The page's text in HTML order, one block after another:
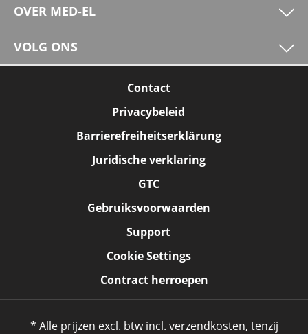
OVER MED-EL
VOLG ONS
Contact
Privacybeleid
Barrierefreiheitserklärung
Juridische verklaring
GTC
Gebruiksvoorwaarden
Support
Cookie Settings
Contract herroepen
* Alle prijzen excl. btw incl. verzendkosten, tenzij